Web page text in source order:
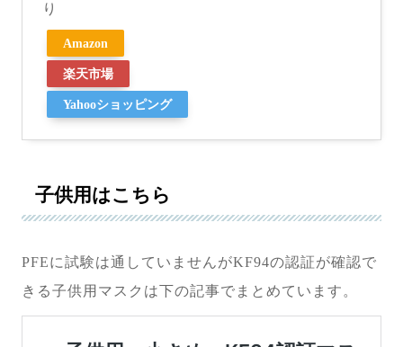
り
Amazon
楽天市場
Yahooショッピング
子供用はこちら
PFEに試験は通していませんがKF94の認証が確認で
きる子供用マスクは下の記事でまとめています。